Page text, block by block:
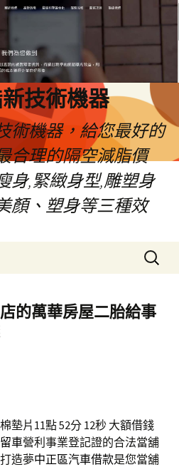
技術機器
術機器，給您最好的
合理的隔空減脂價
身,緊緻身型,雕塑身
顏、塑身等三種效
搜
尋
鍵
字:
的萬華房屋二胎給事
墊片11點 52分 12秒 大額借錢
車營利事業登記證的合法當舖
造夢中正區汽車借款是您當舖